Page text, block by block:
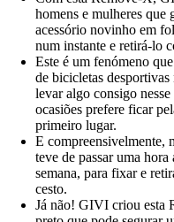
homens e mulheres que
acessório novinho em
num instante e retirá-lo
Este é um fenómeno
de bicicletas desportivas
levar algo consigo
ocasiões prefere ficar
primeiro lugar.
E compreensivelmente,
teve de passar uma
semana, para fixar e
cesto.
Já não! GIVI criou esta